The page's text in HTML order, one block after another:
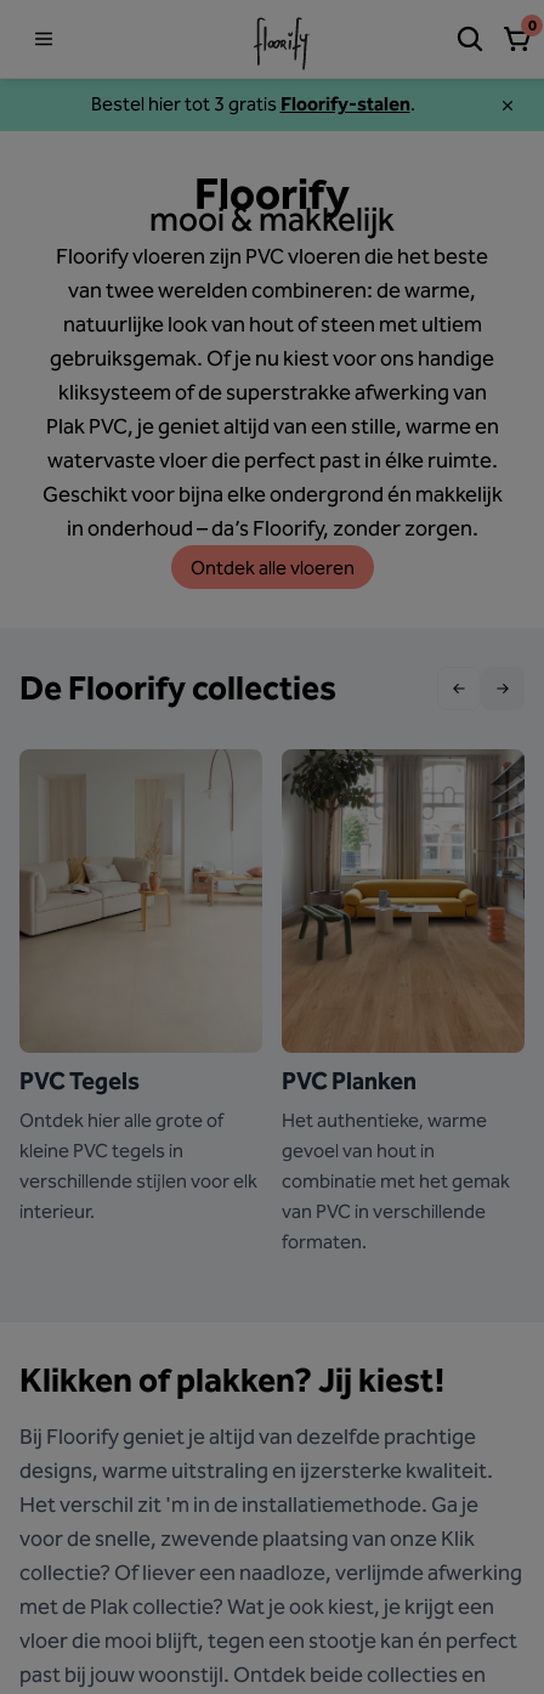
Bestel hier tot 3 gratis Floorify-stalen.
0
Floorify
mooi & makkelijk
Floorify vloeren zijn PVC vloeren die het beste
van twee werelden combineren: de warme,
natuurlijke look van hout of steen met ultiem
gebruiksgemak. Of je nu kiest voor ons handige
kliksysteem of de superstrakke afwerking van
Plak PVC, je geniet altijd van een stille, warme en
watervaste vloer die perfect past in élke ruimte.
Geschikt voor bijna elke ondergrond én makkelijk
in onderhoud – da’s Floorify, zonder zorgen.
Ontdek alle vloeren
De Floorify collecties
PVC Tegels
Ontdek hier alle grote of
kleine PVC tegels in
verschillende stijlen voor elk
interieur.
PVC Planken
Het authentieke, warme
gevoel van hout in
combinatie met het gemak
van PVC in verschillende
formaten.
Klikken of plakken? Jij kiest!
Bij Floorify geniet je altijd van dezelfde prachtige
designs, warme uitstraling en ijzersterke kwaliteit.
Het verschil zit 'm in de installatiemethode. Ga je
voor de snelle, zwevende plaatsing van onze Klik
collectie? Of liever een naadloze, verlijmde afwerking
met de Plak collectie? Wat je ook kiest, je krijgt een
vloer die mooi blijft, tegen een stootje kan én perfect
past bij jouw woonstijl. Ontdek beide collecties en